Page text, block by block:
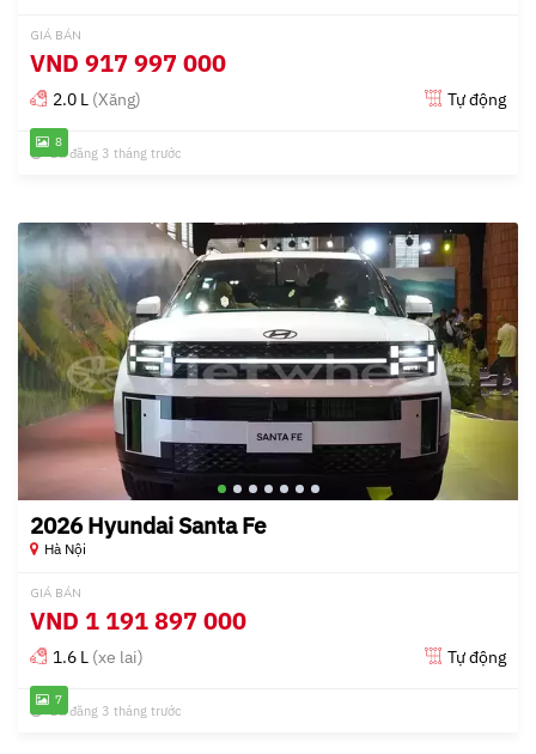
8
GIÁ BÁN
VND 917 997 000
2.0 L (Xăng) Tự động
Đã đăng 3 tháng trước
7
2026 Hyundai Santa Fe
Hà Nội
GIÁ BÁN
VND 1 191 897 000
1.6 L (xe lai) Tự động
Đã đăng 3 tháng trước